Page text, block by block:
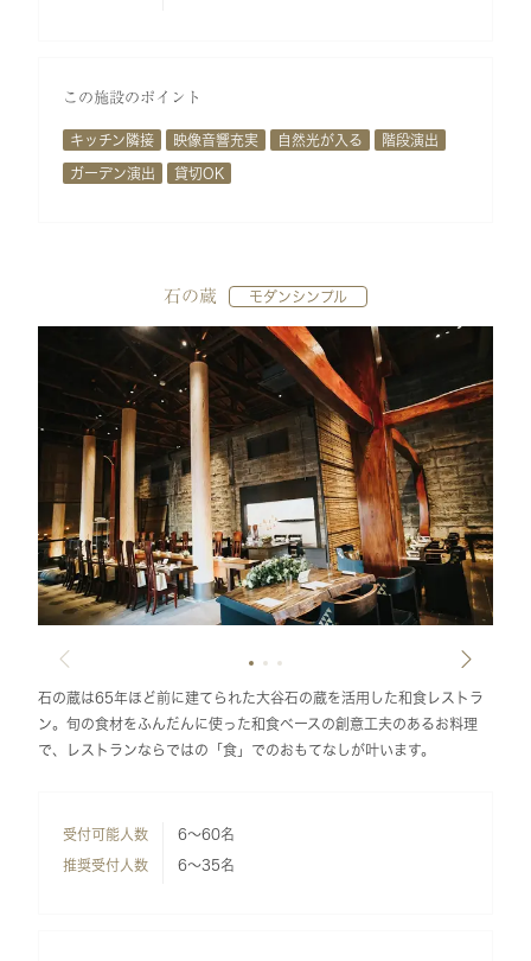
この施設のポイント
キッチン隣接 映像音響充実 自然光が入る 階段演出
ガーデン演出 貸切OK
石の蔵 モダンシンプル
石の蔵は65年ほど前に建てられた大谷石の蔵を活用した和食レストラ
ン。旬の食材をふんだんに使った和食ベースの創意工夫のあるお料理
で、レストランならではの「食」でのおもてなしが叶います。
受付可能人数 6～60名
推奨受付人数 6～35名